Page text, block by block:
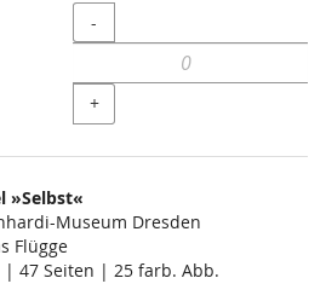
Menge
-
+
»Selbst«
Museum Dresden
Flügge
| 47 Seiten | 25 farb. Abb.